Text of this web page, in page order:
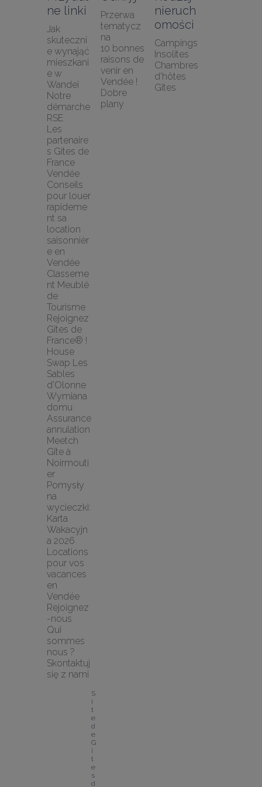
ne linki
Jak
skuteczni
e wynająć
mieszkani
e w
Wandei
Notre
démarche
RSE
Les
partenaire
s Gites de
France
Vendée
Conseils
pour louer
rapideme
nt sa
location
saisonnièr
e en
Vendée
Classeme
nt Meublé
de
Tourisme
Rejoignez
Gîtes de
France® !
House
Swap Les
Sables
d'Olonne
Wymiana
domu
Assurance
annulation
Meetch
Gîte à
Noirmouti
er
Pomysły
na
wycieczki:
Karta
Wakacyjn
a 2026
Locations
pour vos
vacances
en
Vendée
Rejoignez
-nous
Qui
sommes
nous ?
Skontaktuj
się z nami
Przerwa
tematycz
na
10 bonnes
raisons de
venir en
Vendée !
Dobre
plany
nieruch
omości
Campings
Insolites
Chambres
d'hôtes
Gîtes
S
i
t
e
d
e
G
î
t
e
s
d